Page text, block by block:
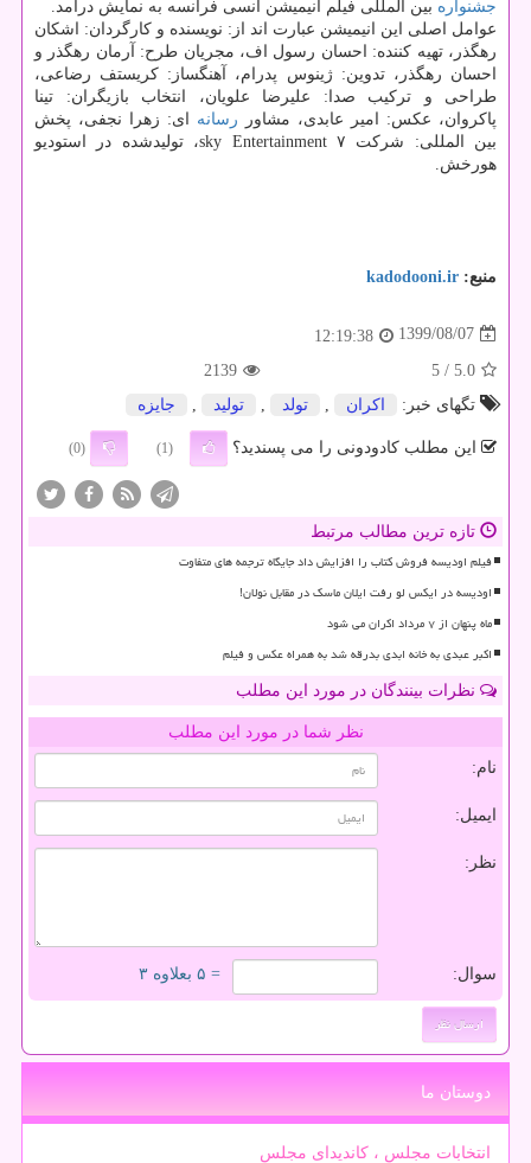
جشنواره بین المللی فیلم انیمیشن انسی فرانسه به نمایش درآمد.
عوامل اصلی این انیمیشن عبارت اند از: نویسنده و کارگردان: اشکان
رهگذر، تهیه کننده: احسان رسول اف، مجریان طرح: آرمان رهگذر و
احسان رهگذر، تدوین: ژینوس پدرام، آهنگساز: کریستف رضاعی،
طراحی و ترکیب صدا: علیرضا علویان، انتخاب بازیگران: تینا
پاکروان، عکس: امیر عابدی، مشاور رسانه ای: زهرا نجفی، پخش
بین المللی: شرکت ۷ sky Entertainment، تولیدشده در استودیو
هورخش.
منبع: kadodooni.ir
1399/08/07
12:19:38
5.0
/ 5
2139
تگهای خبر:
اكران تولد تولید جایزه
این مطلب کادودونی را می پسندید؟ (1)
(0)
تازه ترین مطالب مرتبط
فیلم اودیسه فروش کتاب را افزایش داد جایگاه ترجمه های متفاوت
اودیسه در ایکس لو رفت ایلان ماسک در مقابل نولان!
ماه پنهان از ۷ مرداد اکران می شود
اکبر عبدی به خانه ابدی بدرقه شد به همراه عکس و فیلم
نظرات بینندگان در مورد این مطلب
نظر شما در مورد این مطلب
نام:
ایمیل:
نظر:
سوال: = ۵ بعلاوه ۳
دوستان ما
انتخابات مجلس ، کاندیدای مجلس